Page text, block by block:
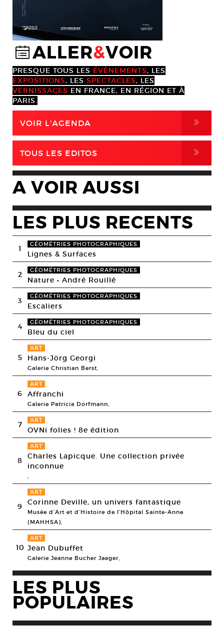
@ALLER&VOIR
PRESQUE TOUS LES ÉVÈNEMENTS, LES
EXPOSITIONS, LES SPECTACLES, LES
VERNISSAGES EN FRANCE, EN RÉGION ET À
PARIS.
VOIR L'AGENDA ,
TOUS LES EDITOS ,
A VOIR AUSSI
LES PLUS RECENTS
1 GÉOMÉTRIES PHOTOGRAPHIQUES
Lignes & Surfaces
2 GÉOMÉTRIES PHOTOGRAPHIQUES
Nature • André Rouillé
3 GÉOMÉTRIES PHOTOGRAPHIQUES
Escaliers
4 GÉOMÉTRIES PHOTOGRAPHIQUES
Bleu du ciel
5
ART
Hans-Jörg Georgi
Galerie Christian Berst,
6
ART
Affranchi
Galerie Patricia Dorfmann,
7 ART
OVNi folies ! 8e édition
8
ART
Charles Lapicque. Une collection privée
inconnue
,
9
ART
Corinne Deville, un univers fantastique
Musée d’Art et d’Histoire de l’Hôpital Sainte-Anne
(MAHHSA),
10
ART
Jean Dubuffet
Galerie Jeanne Bucher Jaeger,
LES PLUS
POPULAIRES